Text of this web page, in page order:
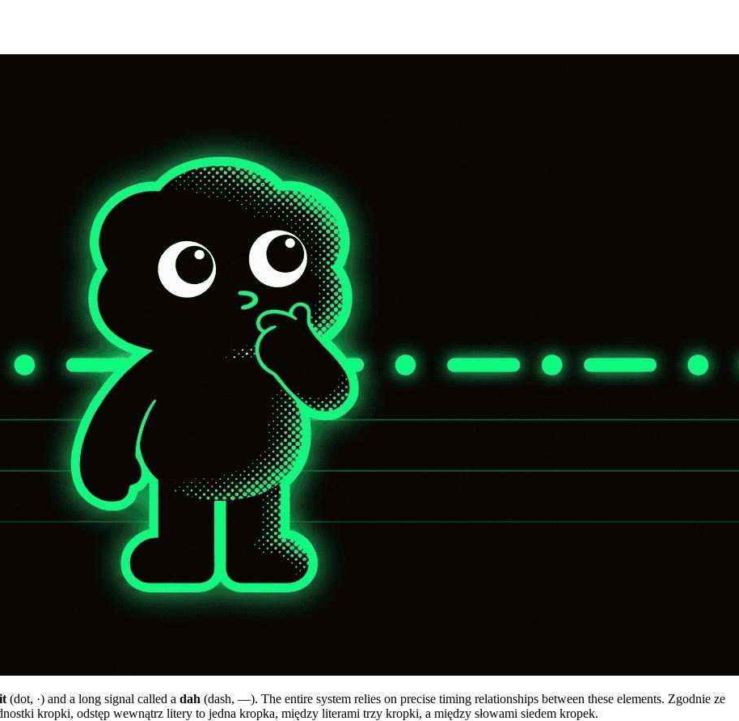
(dot, ·) and a long signal called a dah (dash, —). The entire system relies on precise timing relationships between these elements. Zgodnie ze
kropki, odstęp wewnątrz litery to jedna kropka, między literami trzy kropki, a między słowami siedem kropek.